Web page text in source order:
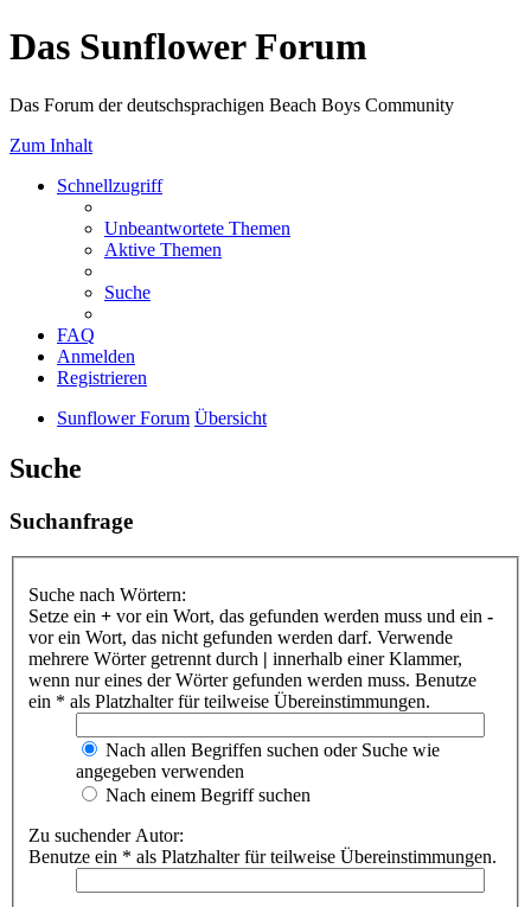
Das Sunflower Forum
Das Forum der deutschsprachigen Beach Boys Community
Zum Inhalt
Schnellzugriff
Unbeantwortete Themen
Aktive Themen
Suche
FAQ
Anmelden
Registrieren
Sunflower Forum Übersicht
Suche
Suchanfrage
Suche nach Wörtern:
Setze ein + vor ein Wort, das gefunden werden muss und ein -
vor ein Wort, das nicht gefunden werden darf. Verwende
mehrere Wörter getrennt durch | innerhalb einer Klammer,
wenn nur eines der Wörter gefunden werden muss. Benutze
ein * als Platzhalter für teilweise Übereinstimmungen.
Nach allen Begriffen suchen oder Suche wie
angegeben verwenden
Nach einem Begriff suchen
Zu suchender Autor:
Benutze ein * als Platzhalter für teilweise Übereinstimmungen.